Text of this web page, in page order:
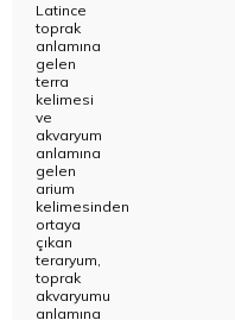
Latince
toprak
anlamına
gelen
terra
kelimesi
ve
akvaryum
anlamına
gelen
arium
kelimesinden
ortaya
çıkan
teraryum,
toprak
akvaryumu
anlamına